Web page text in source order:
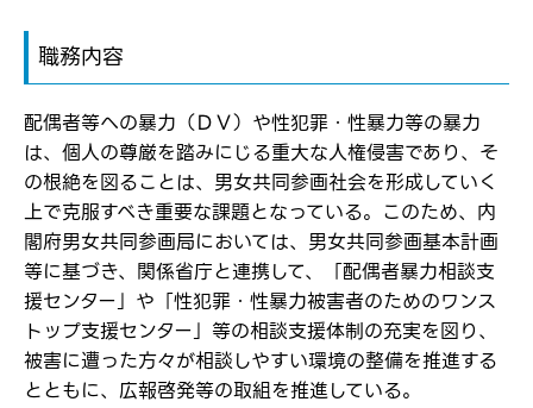
職務内容
配偶者等への暴力（ＤＶ）や性犯罪・性暴力等の暴力
は、個人の尊厳を踏みにじる重大な人権侵害であり、そ
の根絶を図ることは、男女共同参画社会を形成していく
上で克服すべき重要な課題となっている。このため、内
閣府男女共同参画局においては、男女共同参画基本計画
等に基づき、関係省庁と連携して、「配偶者暴力相談支
援センター」や「性犯罪・性暴力被害者のためのワンス
トップ支援センター」等の相談支援体制の充実を図り、
被害に遭った方々が相談しやすい環境の整備を推進する
とともに、広報啓発等の取組を推進している。